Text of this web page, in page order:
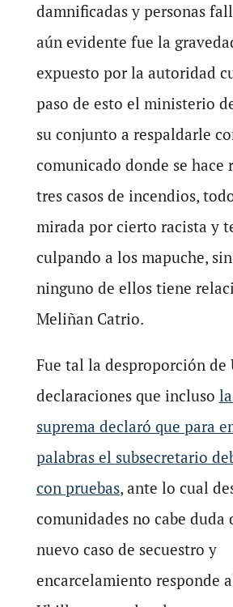
damnificadas y personas
aún evidente fue la
expuesto por la autoridad
paso de esto el ministerio
su conjunto a respaldarle
comunicado donde se hace
tres casos de incendios,
mirada por cierto racista y
culpando a los mapuche,
ninguno de ellos tiene
Meliñan Catrio.
Fue tal la desproporción de
declaraciones que incluso
suprema declaró que para
palabras el subsecretario
con pruebas, ante lo cual
comunidades no cabe duda
nuevo caso de secuestro y
encarcelamiento responde